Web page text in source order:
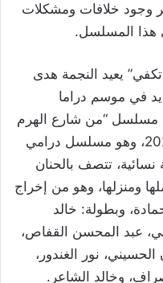
وجود خلافات ومشكلات
هذا المسلسل.
يعيد النجمة هدى
في موسم دراما
مسلسل “من شارع الهرم
إلى…” الذي عُرض في رمضان 2022، وهو مسلسل درامي
تتصف بالحنان
ومنزلها، وهو من إخراج
وبطولة: خالد
عبد المحسن القفاص،
نور الغندور،
وخالد الشاعر.